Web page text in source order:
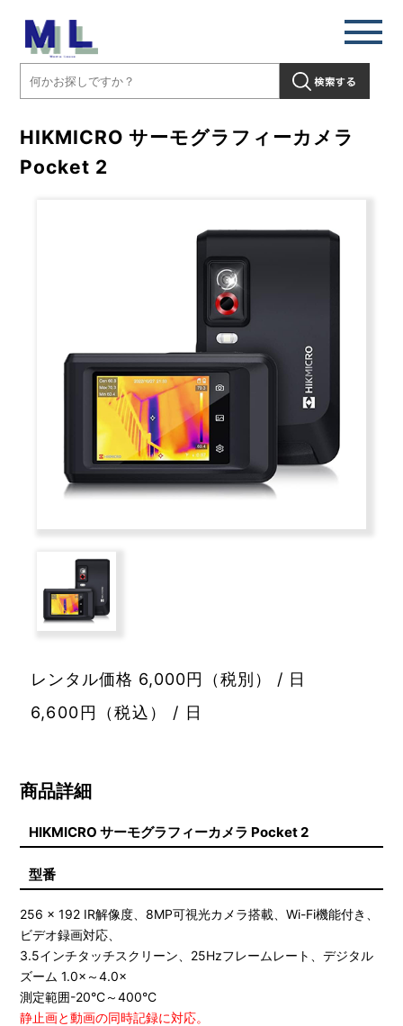
HIKMICRO サーモグラフィーカメラ
Pocket 2
レンタル価格 6,000円（税別） / 日
6,600円（税込） / 日
商品詳細
HIKMICRO サーモグラフィーカメラ Pocket 2
型番
256 x 192 IR解像度、8MP可視光カメラ搭載、Wi-Fi機能付き、
ビデオ録画対応、
3.5インチタッチスクリーン、25Hzフレームレート、デジタル
ズーム 1.0×～4.0×
測定範囲-20°C～400°C
静止画と動画の同時記録に対応。